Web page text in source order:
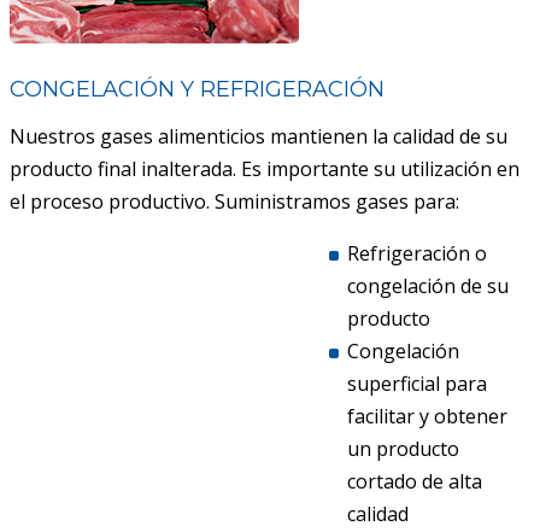
CONGELACIÓN Y REFRIGERACIÓN
Nuestros gases alimenticios mantienen la calidad de su
producto final inalterada. Es importante su utilización en
el proceso productivo. Suministramos gases para:
Refrigeración o
congelación de su
producto
Congelación
superficial para
facilitar y obtener
un producto
cortado de alta
calidad